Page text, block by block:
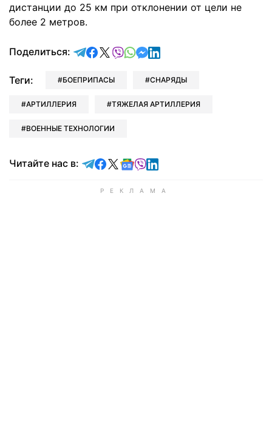
дистанции до 25 км при отклонении от цели не
более 2 метров.
Поделиться: отправить в Telegram
поделиться в Facebook
поделиться в X
отправить в Viber
отправить в Whatsapp
отправить в Messenger
отправить в LinkedIn
Теги: БОЕПРИПАСЫ СНАРЯДЫ
АРТИЛЛЕРИЯ ТЯЖЕЛАЯ АРТИЛЛЕРИЯ
ВОЕННЫЕ ТЕХНОЛОГИИ
Читайте нас в: Читайте в Telegram
Читайте в Facebook
Читайте в X
Читайте в Google news
Читайте в Viber
Читайте в LinkedIn